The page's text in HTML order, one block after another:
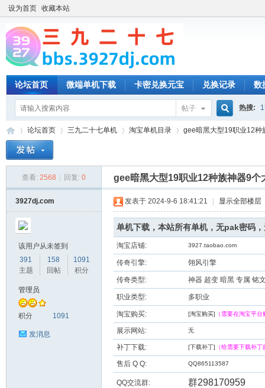
设为首页 收藏本站
论坛首页 微端单机下载 卡密兑换元宝 兑换记录 数
帖子
搜
索
热搜:
论坛首页
›
三九二十七单机
›
淘宝单机目录
›
gee暗黑大型19职业12种
查看: 2568 回复: 0 gee暗黑大型19职业12种族神器9个
3927dj.com
该用户从未签到
391
主题
158
回帖
1091
积分
管理员
积分 1091
发消息
发表于 2024-9-6 18:41:21 显示全部楼层
单机下载，本站所有单机，无pak密码
淘宝店铺: 3927.taobao.com
传奇引擎: 翎风引擎
传奇类型: 神器 超变 暗黑 专属 铭
职业类型: 多职业
淘宝购买: [淘宝购买] （需要在淘宝平
展示网站: 无
补丁下载: [下载补丁] （给需要下载补
售后 Q Q: QQ865113587
QQ交流群: 群298170959